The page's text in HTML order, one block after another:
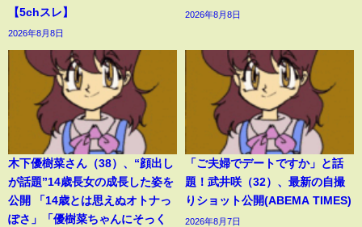
【5chスレ】
2026年8月8日
2026年8月8日
木下優樹菜さん（38）、“顔出し
が話題”14歳長女の成長した姿を
公開 「14歳とは思えぬオトナっ
ぽさ」「優樹菜ちゃんにそっく
「ご夫婦でデートですか」と話
題！武井咲（32）、最新の自撮
りショット公開(ABEMA TIMES)
2026年8月7日